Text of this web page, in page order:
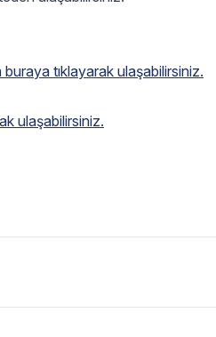
tıklayarak ulaşabilirsiniz.
ulaşabilirsiniz.